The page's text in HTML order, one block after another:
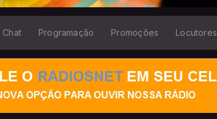
Chat Programação Promoções Locutores